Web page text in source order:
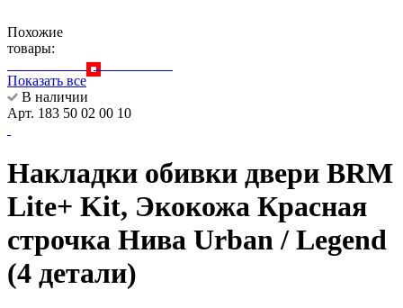
Похожие
товары:
Показать все
В наличии
Арт. 183 50 02 00 10
Накладки обивки двери BRM
Lite+ Kit, Экокожа Красная
строчка Нива Urban / Legend
(4 детали)